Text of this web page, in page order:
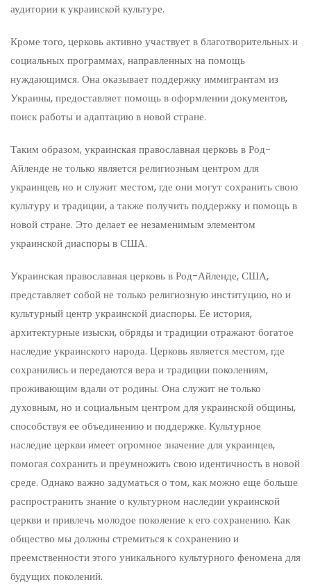
аудитории к украинской культуре.
Кроме того, церковь активно участвует в благотворительных и
социальных программах, направленных на помощь
нуждающимся. Она оказывает поддержку иммигрантам из
Украины, предоставляет помощь в оформлении документов,
поиск работы и адаптацию в новой стране.
Таким образом, украинская православная церковь в Род-
Айленде не только является религиозным центром для
украинцев, но и служит местом, где они могут сохранить свою
культуру и традиции, а также получить поддержку и помощь в
новой стране. Это делает ее незаменимым элементом
украинской диаспоры в США.
Украинская православная церковь в Род-Айленде, США,
представляет собой не только религиозную институцию, но и
культурный центр украинской диаспоры. Ее история,
архитектурные изыски, обряды и традиции отражают богатое
наследие украинского народа. Церковь является местом, где
сохранились и передаются вера и традиции поколениям,
проживающим вдали от родины. Она служит не только
духовным, но и социальным центром для украинской общины,
способствуя ее объединению и поддержке. Культурное
наследие церкви имеет огромное значение для украинцев,
помогая сохранить и преумножить свою идентичность в новой
среде. Однако важно задуматься о том, как можно еще больше
распространить знание о культурном наследии украинской
церкви и привлечь молодое поколение к его сохранению. Как
общество мы должны стремиться к сохранению и
преемственности этого уникального культурного феномена для
будущих поколений.